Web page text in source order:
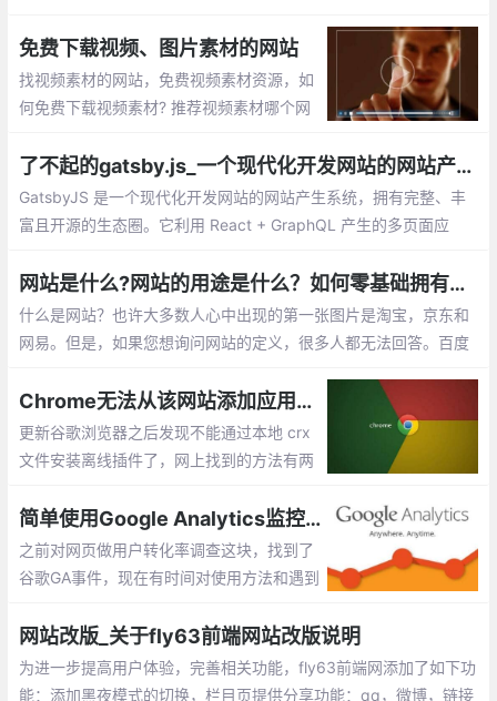
免费下载视频、图片素材的网站
找视频素材的网站，免费视频素材资源，如
何免费下载视频素材? 推荐视频素材哪个网
otage crate、monzoom、Wedistill、Maz
wai
了不起的gatsby.js_一个现代化开发网站的网站产生系统
GatsbyJS 是一个现代化开发网站的网站产生系统，拥有完整、丰
富且开源的生态圈。它利用 React + GraphQL 产生的多页面应
索这个系统吧。 GatsbyJS 是一个拥有超过 2万 Stars，3500 fork
s 的 React 网站生成系统。
网站是什么?网站的用途是什么？如何零基础拥有自己的网站？
什么是网站？也许大多数人心中出现的第一张图片是淘宝，京东和
网易。但是，如果您想询问网站的定义，很多人都无法回答。百度
语言下的应用程序）等工具
Chrome无法从该网站添加应用，扩展程序和用户脚本
更新谷歌浏览器之后发现不能通过本地 crx
文件安装离线插件了，网上找到的方法有两
是这个方法我尝试之后失败了 ，第二个方法
就是用工具安装，具体如何太麻烦了就没有
用
简单使用Google Analytics监控网站浏览行为
之前对网页做用户转化率调查这块，找到了
谷歌GA事件，现在有时间对使用方法和遇到
比较清楚，可以查看官方文档。
网站改版_关于fly63前端网站改版说明
为进一步提高用户体验，完善相关功能，fly63前端网添加了如下功
能：添加黑夜模式的切换，栏目页提供分享功能：qq，微博，链接